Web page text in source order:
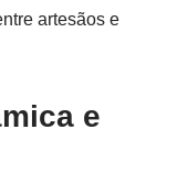
artesãos e
e